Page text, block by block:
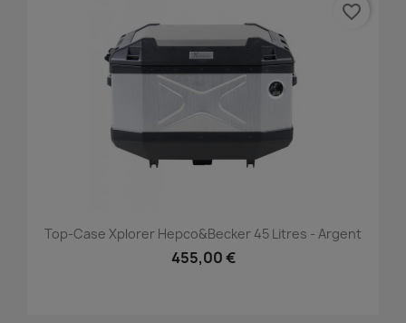
Top-Case Xplorer Hepco&Becker 45 Litres - Argent
455,00 €
favorite_border